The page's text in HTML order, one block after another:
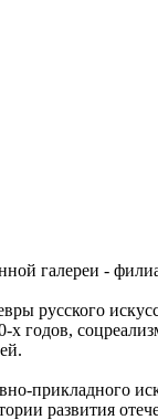
галереи -
русского
годов,
прикладного
развития